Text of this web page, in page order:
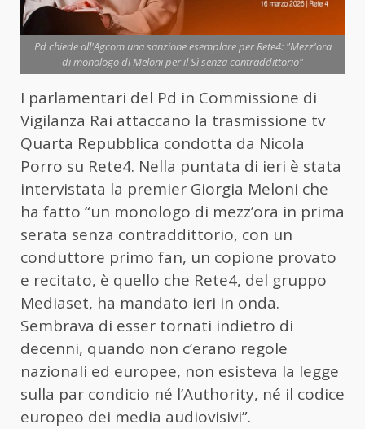
Pd chiede all'Agcom una sanzione esemplare per Rete4: "Mezz'ora
di monologo di Meloni per il Sì senza contraddittorio"
I parlamentari del Pd in Commissione di
Vigilanza Rai attaccano la trasmissione tv
Quarta Repubblica condotta da Nicola
Porro su Rete4. Nella puntata di ieri è stata
intervistata la premier Giorgia Meloni che
ha fatto “un monologo di mezz’ora in prima
serata senza contraddittorio, con un
conduttore primo fan, un copione provato
e recitato, è quello che Rete4, del gruppo
Mediaset, ha mandato ieri in onda.
Sembrava di esser tornati indietro di
decenni, quando non c’erano regole
nazionali ed europee, non esisteva la legge
sulla par condicio né l’Authority, né il codice
europeo dei media audiovisivi”.